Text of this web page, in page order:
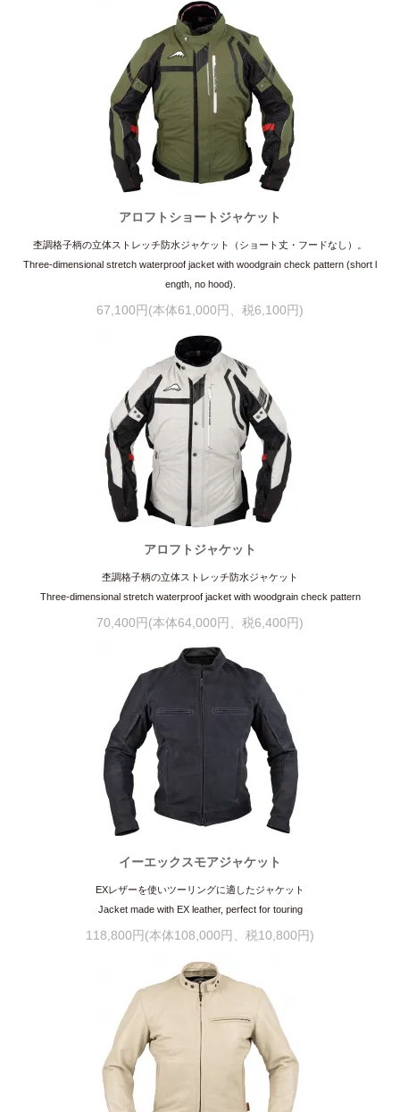
アロフトショートジャケット
杢調格子柄の立体ストレッチ防水ジャケット（ショート丈・フードなし）。
Three-dimensional stretch waterproof jacket with woodgrain check pattern (short l
ength, no hood).
67,100円(本体61,000円、税6,100円)
アロフトジャケット
杢調格子柄の立体ストレッチ防水ジャケット
Three-dimensional stretch waterproof jacket with woodgrain check pattern
70,400円(本体64,000円、税6,400円)
イーエックスモアジャケット
EXレザーを使いツーリングに適したジャケット
Jacket made with EX leather, perfect for touring
118,800円(本体108,000円、税10,800円)